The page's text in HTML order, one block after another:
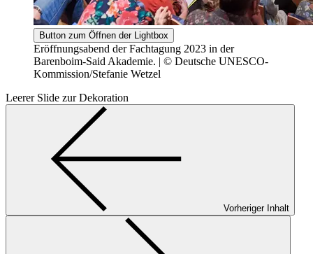
Button zum Öffnen der Lightbox
Eröffnungsabend der Fachtagung 2023 in der
Barenboim-Said Akademie. | © Deutsche UNESCO-
Kommission/Stefanie Wetzel
Leerer Slide zur Dekoration
Vorheriger Inhalt